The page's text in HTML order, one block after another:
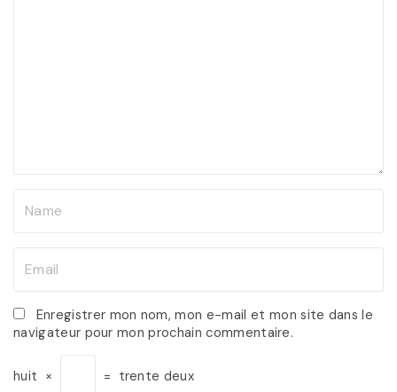
*
a
i
l
Enregistrer mon nom, mon e-mail et mon site dans le
navigateur pour mon prochain commentaire.
huit × = trente deux